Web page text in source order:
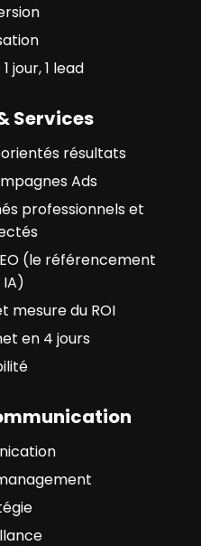
jour, 1 lead
Services
résultats
Ads
professionnels et
(le référencement
mesure du ROI
en 4 jours